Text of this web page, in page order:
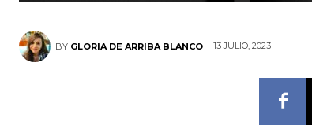
BY GLORIA DE ARRIBA BLANCO 13 JULIO, 2023